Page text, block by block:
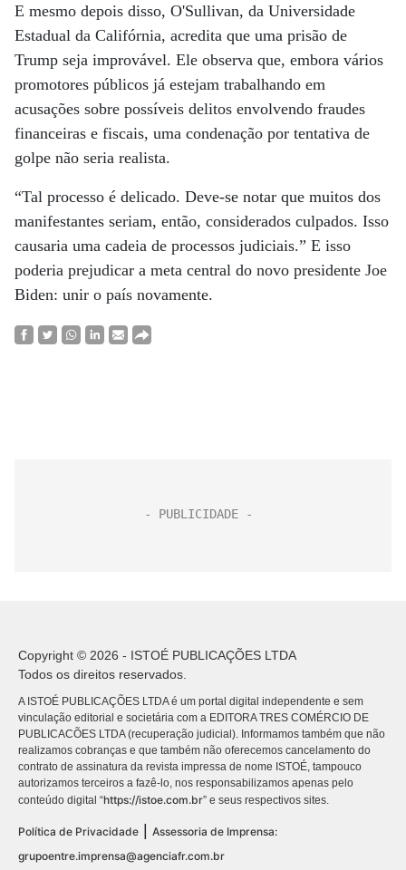
E mesmo depois disso, O'Sullivan, da Universidade
Estadual da Califórnia, acredita que uma prisão de
Trump seja improvável. Ele observa que, embora vários
promotores públicos já estejam trabalhando em
acusações sobre possíveis delitos envolvendo fraudes
financeiras e fiscais, uma condenação por tentativa de
golpe não seria realista.
“Tal processo é delicado. Deve-se notar que muitos dos
manifestantes seriam, então, considerados culpados. Isso
causaria uma cadeia de processos judiciais.” E isso
poderia prejudicar a meta central do novo presidente Joe
Biden: unir o país novamente.
Copyright © 2026 - ISTOÉ PUBLICAÇÕES LTDA
Todos os direitos reservados.
A ISTOÉ PUBLICAÇÕES LTDA é um portal digital independente e sem
vinculação editorial e societária com a EDITORA TRES COMÉRCIO DE
PUBLICACÕES LTDA (recuperação judicial). Informamos também que não
realizamos cobranças e que também não oferecemos cancelamento do
contrato de assinatura da revista impressa de nome ISTOÉ, tampouco
autorizamos terceiros a fazê-lo, nos responsabilizamos apenas pelo
conteúdo digital “https://istoe.com.br” e seus respectivos sites.
Política de Privacidade
Assessoria de Imprensa:
grupoentre.imprensa@agenciafr.com.br